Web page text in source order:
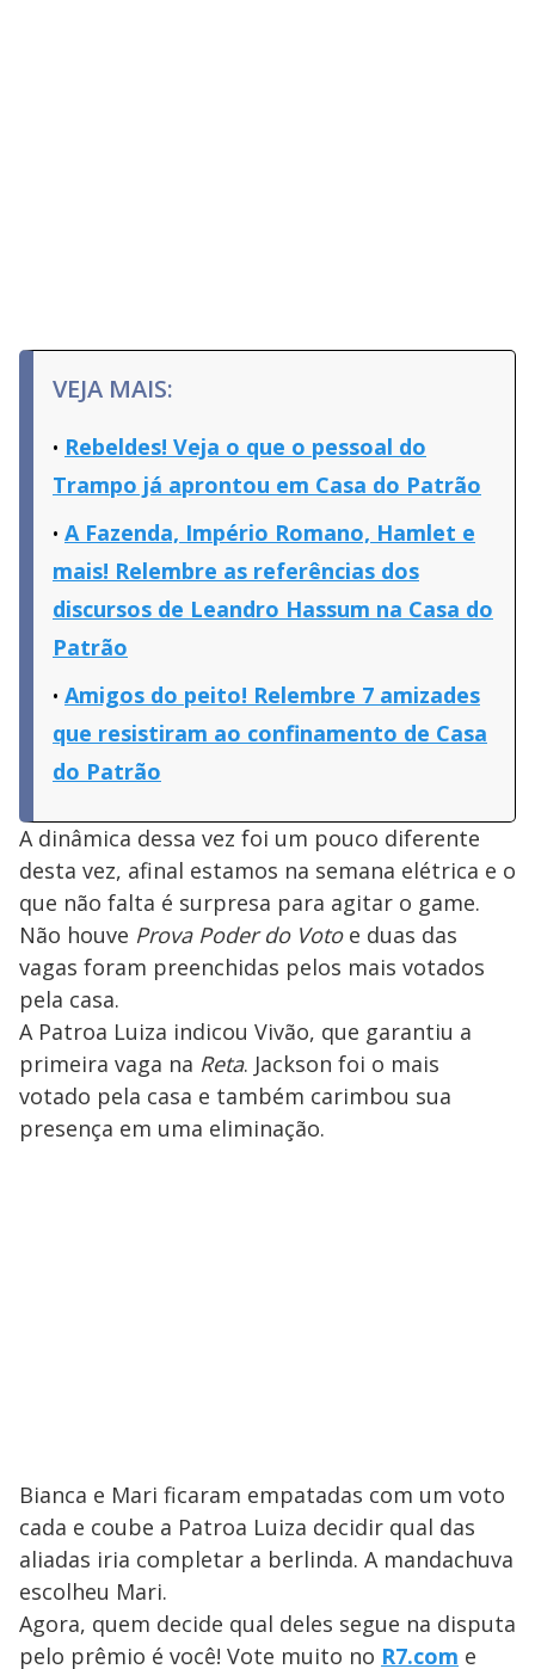
VEJA MAIS:
Rebeldes! Veja o que o pessoal do
Trampo já aprontou em Casa do Patrão
A Fazenda, Império Romano, Hamlet e
mais! Relembre as referências dos
discursos de Leandro Hassum na Casa do
Patrão
Amigos do peito! Relembre 7 amizades
que resistiram ao confinamento de Casa
do Patrão
A dinâmica dessa vez foi um pouco diferente
desta vez, afinal estamos na semana elétrica e o
que não falta é surpresa para agitar o game.
Não houve Prova Poder do Voto e duas das
vagas foram preenchidas pelos mais votados
pela casa.
A Patroa Luiza indicou Vivão, que garantiu a
primeira vaga na Reta. Jackson foi o mais
votado pela casa e também carimbou sua
presença em uma eliminação.
Bianca e Mari ficaram empatadas com um voto
cada e coube a Patroa Luiza decidir qual das
aliadas iria completar a berlinda. A mandachuva
escolheu Mari.
Agora, quem decide qual deles segue na disputa
pelo prêmio é você! Vote muito no R7.com e